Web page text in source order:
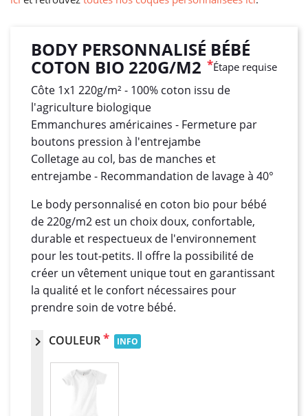
BODY PERSONNALISÉ BÉBÉ
COTON BIO 220G/M2 *Étape requise
Côte 1x1 220g/m² - 100% coton issu de
l'agriculture biologique
Emmanchures américaines - Fermeture par
boutons pression à l'entrejambe
Colletage au col, bas de manches et
entrejambe - Recommandation de lavage à 40°
Le body personnalisé en coton bio pour bébé
de 220g/m2 est un choix doux, confortable,
durable et respectueux de l'environnement
pour les tout-petits. Il offre la possibilité de
créer un vêtement unique tout en garantissant
la qualité et le confort nécessaires pour
prendre soin de votre bébé.
chevron_right COULEUR* INFO